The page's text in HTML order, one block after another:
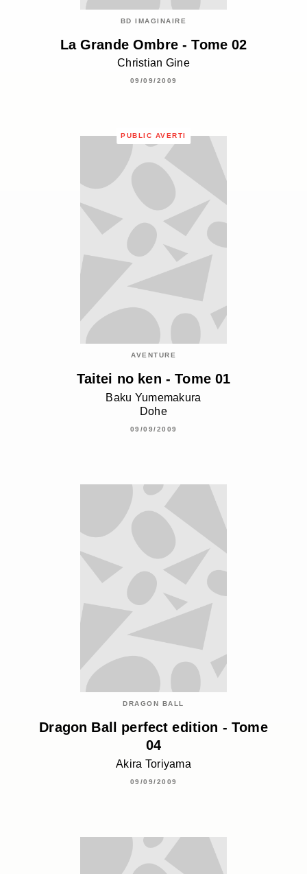
BD IMAGINAIRE
La Grande Ombre - Tome 02
Christian Gine
09/09/2009
PUBLIC AVERTI
AVENTURE
Taitei no ken - Tome 01
Baku Yumemakura
Dohe
09/09/2009
DRAGON BALL
Dragon Ball perfect edition - Tome
04
Akira Toriyama
09/09/2009